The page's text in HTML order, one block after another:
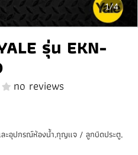
1/4
รุ่น EKN-
no reviews
ะอุปกรณ์ห้องน้ำ,กุญแจ / ลูกบิดประตู,